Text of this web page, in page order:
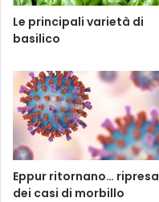
Le principali varietà di
basilico
Eppur ritornano… ripresa
dei casi di morbillo